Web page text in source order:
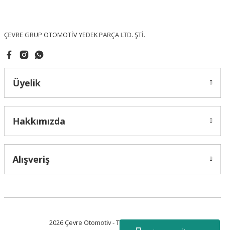
ÇEVRE GRUP OTOMOTİV YEDEK PARÇA LTD. ŞTİ.
Üyelik
Hakkımızda
Alışveriş
2026 Çevre Otomotiv - Tüm Hakları Saklıdır.